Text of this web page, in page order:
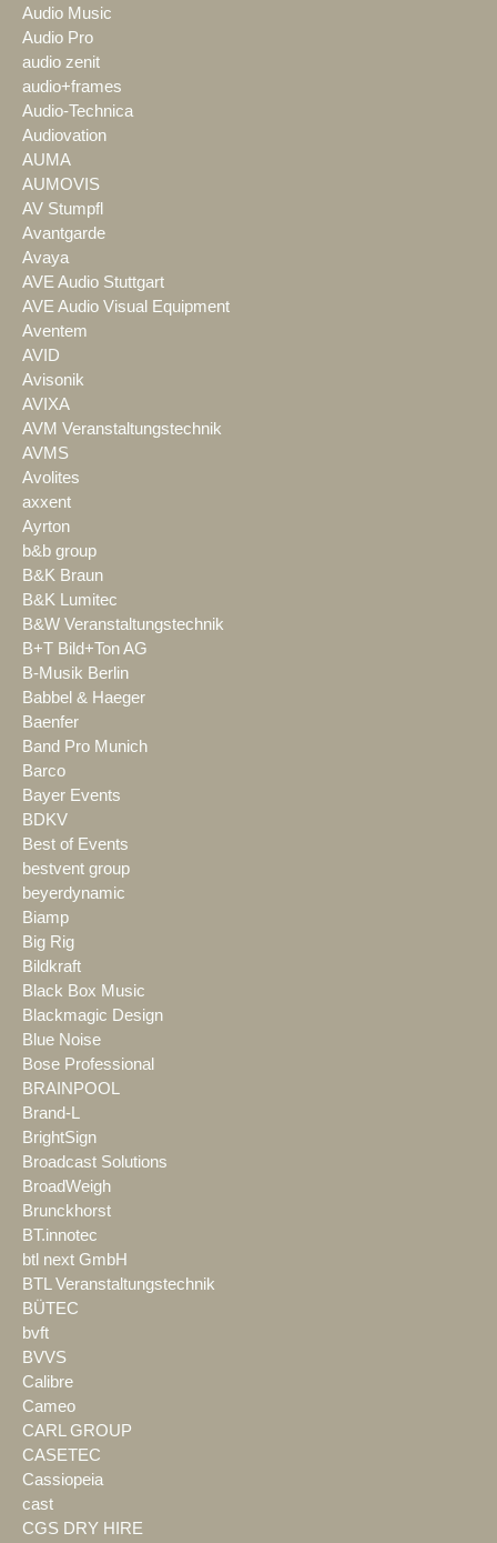
Audio Music
Audio Pro
audio zenit
audio+frames
Audio-Technica
Audiovation
AUMA
AUMOVIS
AV Stumpfl
Avantgarde
Avaya
AVE Audio Stuttgart
AVE Audio Visual Equipment
Aventem
AVID
Avisonik
AVIXA
AVM Veranstaltungstechnik
AVMS
Avolites
axxent
Ayrton
b&b group
B&K Braun
B&K Lumitec
B&W Veranstaltungstechnik
B+T Bild+Ton AG
B-Musik Berlin
Babbel & Haeger
Baenfer
Band Pro Munich
Barco
Bayer Events
BDKV
Best of Events
bestvent group
beyerdynamic
Biamp
Big Rig
Bildkraft
Black Box Music
Blackmagic Design
Blue Noise
Bose Professional
BRAINPOOL
Brand-L
BrightSign
Broadcast Solutions
BroadWeigh
Brunckhorst
BT.innotec
btl next GmbH
BTL Veranstaltungstechnik
BÜTEC
bvft
BVVS
Calibre
Cameo
CARL GROUP
CASETEC
Cassiopeia
cast
CGS DRY HIRE